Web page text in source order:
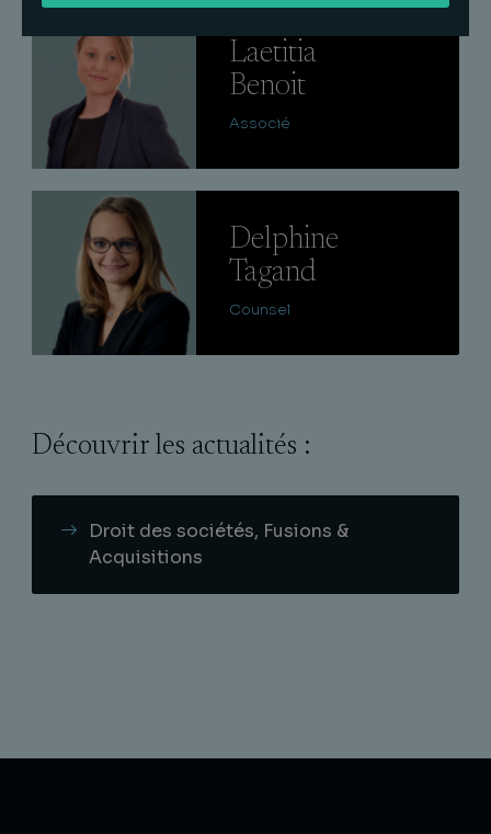
Laetitia
Benoit
Associé
Delphine
Tagand
Counsel
Découvrir les actualités :
Droit des sociétés, Fusions &
Acquisitions